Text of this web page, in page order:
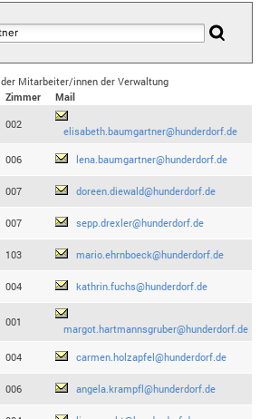
Mitarbeiter/innen der Verwaltung
Zimmer
Mail
002
elisabeth.baumgartner@hunderdorf.de
006 lena.baumgartner@hunderdorf.de
007 doreen.diewald@hunderdorf.de
007 sepp.drexler@hunderdorf.de
103 mario.ehrnboeck@hunderdorf.de
004 kathrin.fuchs@hunderdorf.de
001
margot.hartmannsgruber@hunderdorf.de
004 carmen.holzapfel@hunderdorf.de
006 angela.krampfl@hunderdorf.de